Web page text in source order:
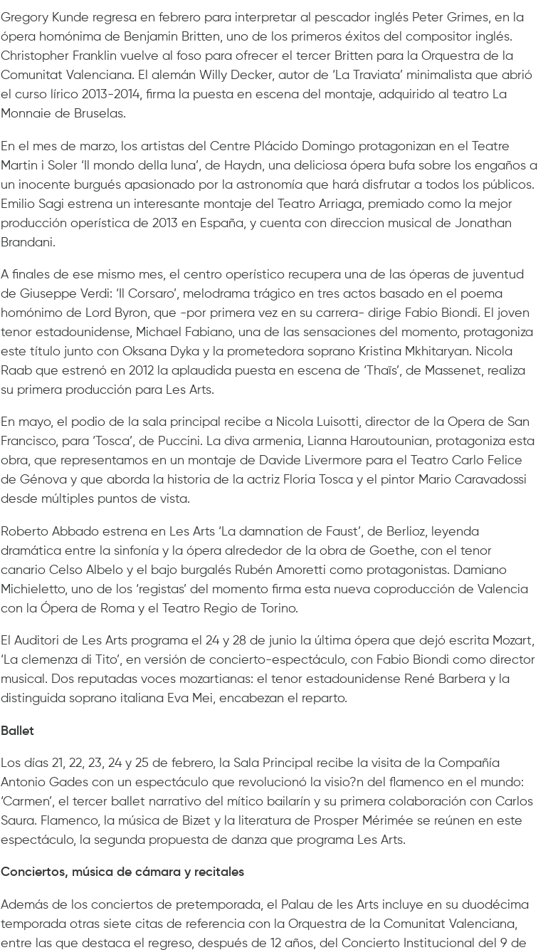
Gregory Kunde regresa en febrero para interpretar al pescador inglés Peter Grimes, en la
ópera homónima de Benjamin Britten, uno de los primeros éxitos del compositor inglés.
Christopher Franklin vuelve al foso para ofrecer el tercer Britten para la Orquestra de la
Comunitat Valenciana. El alemán Willy Decker, autor de ‘La Traviata’ minimalista que abrió
el curso lírico 2013-2014, firma la puesta en escena del montaje, adquirido al teatro La
Monnaie de Bruselas.
En el mes de marzo, los artistas del Centre Plácido Domingo protagonizan en el Teatre
Martin i Soler ‘Il mondo della luna’, de Haydn, una deliciosa ópera bufa sobre los engaños a
un inocente burgués apasionado por la astronomía que hará disfrutar a todos los públicos.
Emilio Sagi estrena un interesante montaje del Teatro Arriaga, premiado como la mejor
producción operística de 2013 en España, y cuenta con direccion musical de Jonathan
Brandani.
A finales de ese mismo mes, el centro operístico recupera una de las óperas de juventud
de Giuseppe Verdi: ‘Il Corsaro’, melodrama trágico en tres actos basado en el poema
homónimo de Lord Byron, que -por primera vez en su carrera- dirige Fabio Biondi. El joven
tenor estadounidense, Michael Fabiano, una de las sensaciones del momento, protagoniza
este título junto con Oksana Dyka y la prometedora soprano Kristina Mkhitaryan. Nicola
Raab que estrenó en 2012 la aplaudida puesta en escena de ‘Thaïs’, de Massenet, realiza
su primera producción para Les Arts.
En mayo, el podio de la sala principal recibe a Nicola Luisotti, director de la Opera de San
Francisco, para ‘Tosca’, de Puccini. La diva armenia, Lianna Haroutounian, protagoniza esta
obra, que representamos en un montaje de Davide Livermore para el Teatro Carlo Felice
de Génova y que aborda la historia de la actriz Floria Tosca y el pintor Mario Caravadossi
desde múltiples puntos de vista.
Roberto Abbado estrena en Les Arts ‘La damnation de Faust’, de Berlioz, leyenda
dramática entre la sinfonía y la ópera alrededor de la obra de Goethe, con el tenor
canario Celso Albelo y el bajo burgalés Rubén Amoretti como protagonistas. Damiano
Michieletto, uno de los ‘registas’ del momento firma esta nueva coproducción de Valencia
con la Ópera de Roma y el Teatro Regio de Torino.
El Auditori de Les Arts programa el 24 y 28 de junio la última ópera que dejó escrita Mozart,
‘La clemenza di Tito’, en versión de concierto-espectáculo, con Fabio Biondi como director
musical. Dos reputadas voces mozartianas: el tenor estadounidense René Barbera y la
distinguida soprano italiana Eva Mei, encabezan el reparto.
Ballet
Los días 21, 22, 23, 24 y 25 de febrero, la Sala Principal recibe la visita de la Compañía
Antonio Gades con un espectáculo que revolucionó la visio?n del flamenco en el mundo:
‘Carmen’, el tercer ballet narrativo del mítico bailarín y su primera colaboración con Carlos
Saura. Flamenco, la música de Bizet y la literatura de Prosper Mérimée se reúnen en este
espectáculo, la segunda propuesta de danza que programa Les Arts.
Conciertos, música de cámara y recitales
Además de los conciertos de pretemporada, el Palau de les Arts incluye en su duodécima
temporada otras siete citas de referencia con la Orquestra de la Comunitat Valenciana,
entre las que destaca el regreso, después de 12 años, del Concierto Institucional del 9 de